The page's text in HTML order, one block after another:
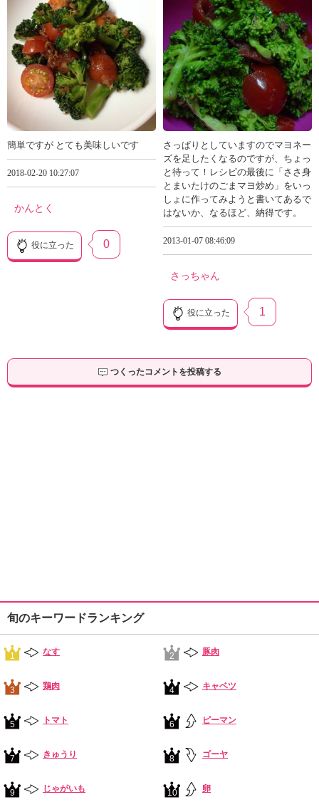
簡単ですが とても美味しいです
2018-02-20 10:27:07
かんとく
役に立った 0
さっぱりとしていますのでマヨネー
ズを足したくなるのですが、ちょっ
と待って！レシピの最後に「ささ身
とまいたけのごまマヨ炒め」をいっ
しょに作ってみようと書いてあるで
はないか、なるほど、納得です。
2013-01-07 08:46:09
さっちゃん
役に立った 1
つくったコメントを投稿する
旬のキーワードランキング
1 なす 2 豚肉
3 鶏肉 4 キャベツ
5 トマト 6 ピーマン
7 きゅうり 8 ゴーヤ
9 じゃがいも 10 卵